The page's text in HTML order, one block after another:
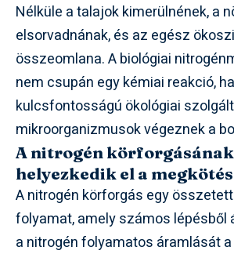
Nélküle a talajok kimerülnének, a
elsorvadnának, és az egész
összeomlana. A biológiai
nem csupán egy kémiai reakció,
kulcsfontosságú ökológiai
mikroorganizmusok végeznek a
A nitrogén
helyezkedik el a
A nitrogén körforgás egy
folyamat, amely számos lépésből
a nitrogén folyamatos áramlását